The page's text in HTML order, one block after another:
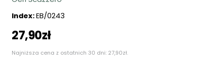
Index:EB/0243
27,90zł
Najniższa cena z ostatnich 30 dni: 27,90zł.